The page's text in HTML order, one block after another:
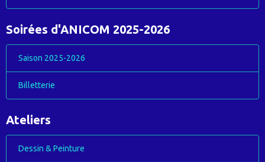
Soirées d'ANICOM 2025-2026
Saison 2025-2026
Billetterie
Ateliers
Dessin & Peinture